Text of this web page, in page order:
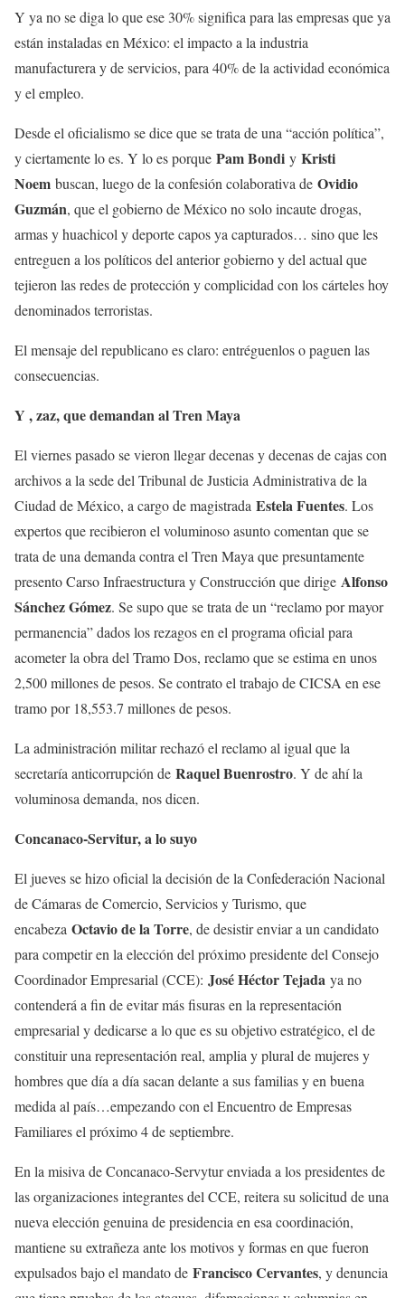
Y ya no se diga lo que ese 30% significa para las empresas que ya
están instaladas en México: el impacto a la industria
manufacturera y de servicios, para 40% de la actividad económica
y el empleo.
Desde el oficialismo se dice que se trata de una “acción política”,
y ciertamente lo es. Y lo es porque Pam Bondi y Kristi
Noem buscan, luego de la confesión colaborativa de Ovidio
Guzmán, que el gobierno de México no solo incaute drogas,
armas y huachicol y deporte capos ya capturados… sino que les
entreguen a los políticos del anterior gobierno y del actual que
tejieron las redes de protección y complicidad con los cárteles hoy
denominados terroristas.
El mensaje del republicano es claro: entréguenlos o paguen las
consecuencias.
Y , zaz, que demandan al Tren Maya
El viernes pasado se vieron llegar decenas y decenas de cajas con
archivos a la sede del Tribunal de Justicia Administrativa de la
Ciudad de México, a cargo de magistrada Estela Fuentes. Los
expertos que recibieron el voluminoso asunto comentan que se
trata de una demanda contra el Tren Maya que presuntamente
presento Carso Infraestructura y Construcción que dirige Alfonso
Sánchez Gómez. Se supo que se trata de un “reclamo por mayor
permanencia” dados los rezagos en el programa oficial para
acometer la obra del Tramo Dos, reclamo que se estima en unos
2,500 millones de pesos. Se contrato el trabajo de CICSA en ese
tramo por 18,553.7 millones de pesos.
La administración militar rechazó el reclamo al igual que la
secretaría anticorrupción de Raquel Buenrostro. Y de ahí la
voluminosa demanda, nos dicen.
Concanaco-Servitur, a lo suyo
El jueves se hizo oficial la decisión de la Confederación Nacional
de Cámaras de Comercio, Servicios y Turismo, que
encabeza Octavio de la Torre, de desistir enviar a un candidato
para competir en la elección del próximo presidente del Consejo
Coordinador Empresarial (CCE): José Héctor Tejada ya no
contenderá a fin de evitar más fisuras en la representación
empresarial y dedicarse a lo que es su objetivo estratégico, el de
constituir una representación real, amplia y plural de mujeres y
hombres que día a día sacan delante a sus familias y en buena
medida al país…empezando con el Encuentro de Empresas
Familiares el próximo 4 de septiembre.
En la misiva de Concanaco-Servytur enviada a los presidentes de
las organizaciones integrantes del CCE, reitera su solicitud de una
nueva elección genuina de presidencia en esa coordinación,
mantiene su extrañeza ante los motivos y formas en que fueron
expulsados bajo el mandato de Francisco Cervantes, y denuncia